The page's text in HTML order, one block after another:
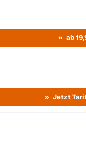
ab
Jetzt